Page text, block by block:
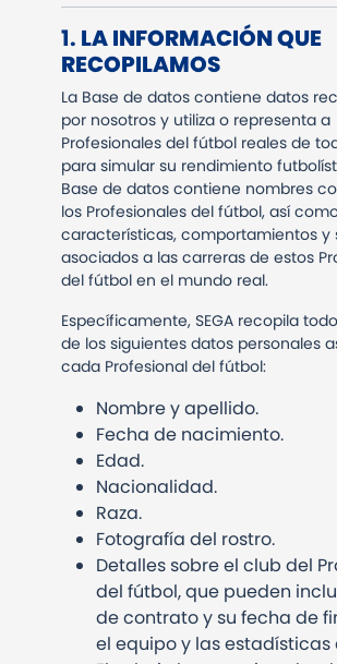
1. LA INFORMACIÓN QUE
RECOPILAMOS
La Base de datos contiene datos
por nosotros y utiliza o representa a
Profesionales del fútbol reales de
para simular su rendimiento
Base de datos contiene nombres
los Profesionales del fútbol, así
características, comportamientos y
asociados a las carreras de estos
del fútbol en el mundo real.
Específicamente, SEGA recopila
de los siguientes datos personales
cada Profesional del fútbol:
Nombre y apellido.
Fecha de nacimiento.
Edad.
Nacionalidad.
Raza.
Fotografía del rostro.
Detalles sobre el club del
del fútbol, que pueden
de contrato y su fecha de
el equipo y las estadísticas